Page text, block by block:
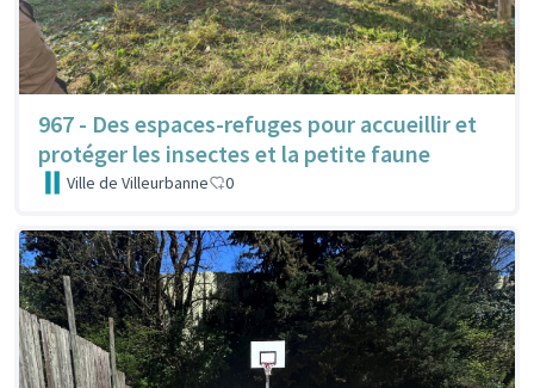
967 - Des espaces-refuges pour accueillir et
protéger les insectes et la petite faune
Ville de Villeurbanne 0